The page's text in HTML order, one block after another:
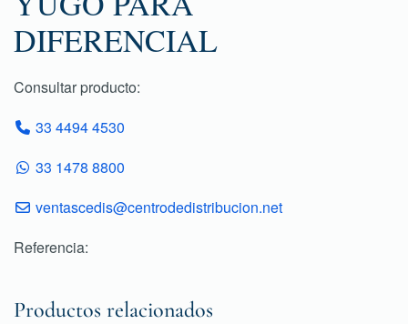
DIFERENCIAL
Consultar producto:
33 4494 4530
33 1478 8800
ventascedis@centrodedistribucion.net
Referencia:
Productos relacionados